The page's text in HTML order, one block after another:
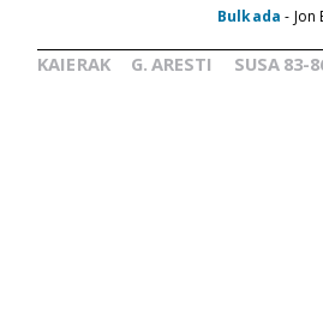
Bulkada -
KAIERAK G. ARESTI SUSA 83-